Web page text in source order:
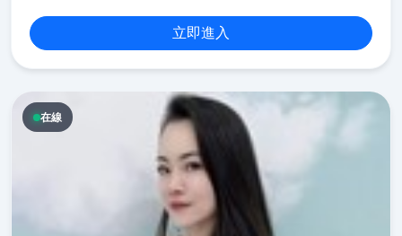
立即進入
在線